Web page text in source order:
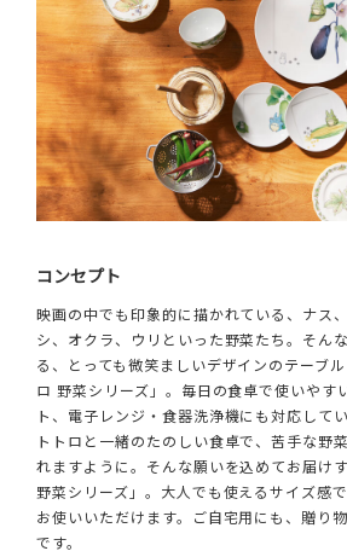
コンセプト
映画の中でも印象的に描かれている、ナス
シ、オクラ、ウリといった野菜たち。そん
る、とっても微笑ましいデザインのテーブ
ロ 野菜シリーズ」。毎日の食卓で使いやす
ト、電子レンジ・食器洗浄機にも対応してい
トトロと一緒のたのしい食卓で、苦手な野
れますように。そんな願いを込めてお届け
野菜シリーズ」。大人でも使えるサイズ感
お使いいただけます。ご自宅用にも、贈り
です。